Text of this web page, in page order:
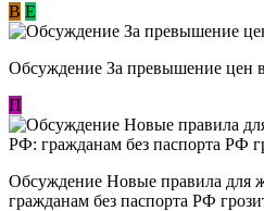
В E
Обсуждение За превышение цен
П
Обсуждение Новые правила для
гражданам без паспорта РФ